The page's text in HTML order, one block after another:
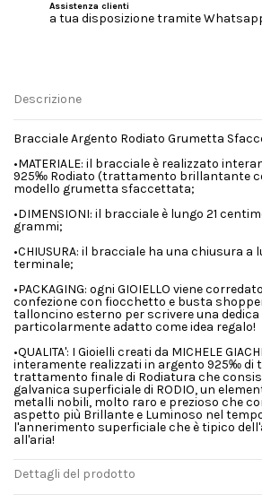
Assistenza clienti
a tua disposizione tramite
Descrizione
Bracciale Argento Rodiato Grumetta
•MATERIALE: il bracciale è realizzato
925‰ Rodiato (trattamento brillantante
modello grumetta sfaccettata;
•DIMENSIONI: il bracciale è lungo 21
grammi;
•CHIUSURA: il bracciale ha una chiusura
terminale;
•PACKAGING: ogni GIOIELLO viene
confezione con fiocchetto e busta
talloncino esterno per scrivere una dedica
particolarmente adatto come idea regalo!
•QUALITA': I Gioielli creati da MICHELE
interamente realizzati in argento 925‰ di
trattamento finale di Rodiatura che
galvanica superficiale di RODIO, un
metalli nobili, molto raro e prezioso che
aspetto più Brillante e Luminoso nel
l'annerimento superficiale che è tipico
all'aria!
Dettagli del prodotto